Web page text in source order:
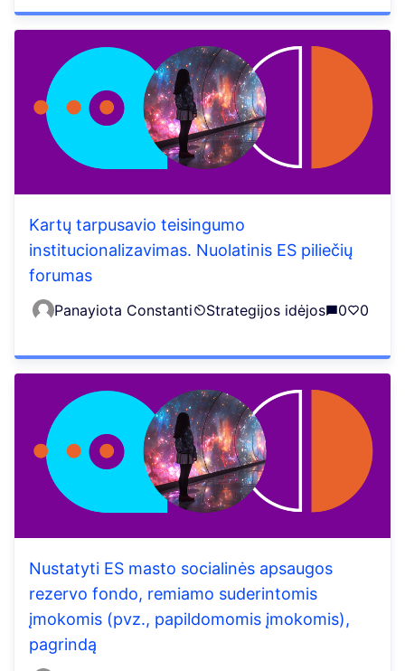
Kartų tarpusavio teisingumo
institucionalizavimas. Nuolatinis ES piliečių
forumas
Panayiota Constanti Strategijos idėjos 0 0
Nustatyti ES masto socialinės apsaugos
rezervo fondo, remiamo suderintomis
įmokomis (pvz., papildomomis įmokomis),
pagrindą